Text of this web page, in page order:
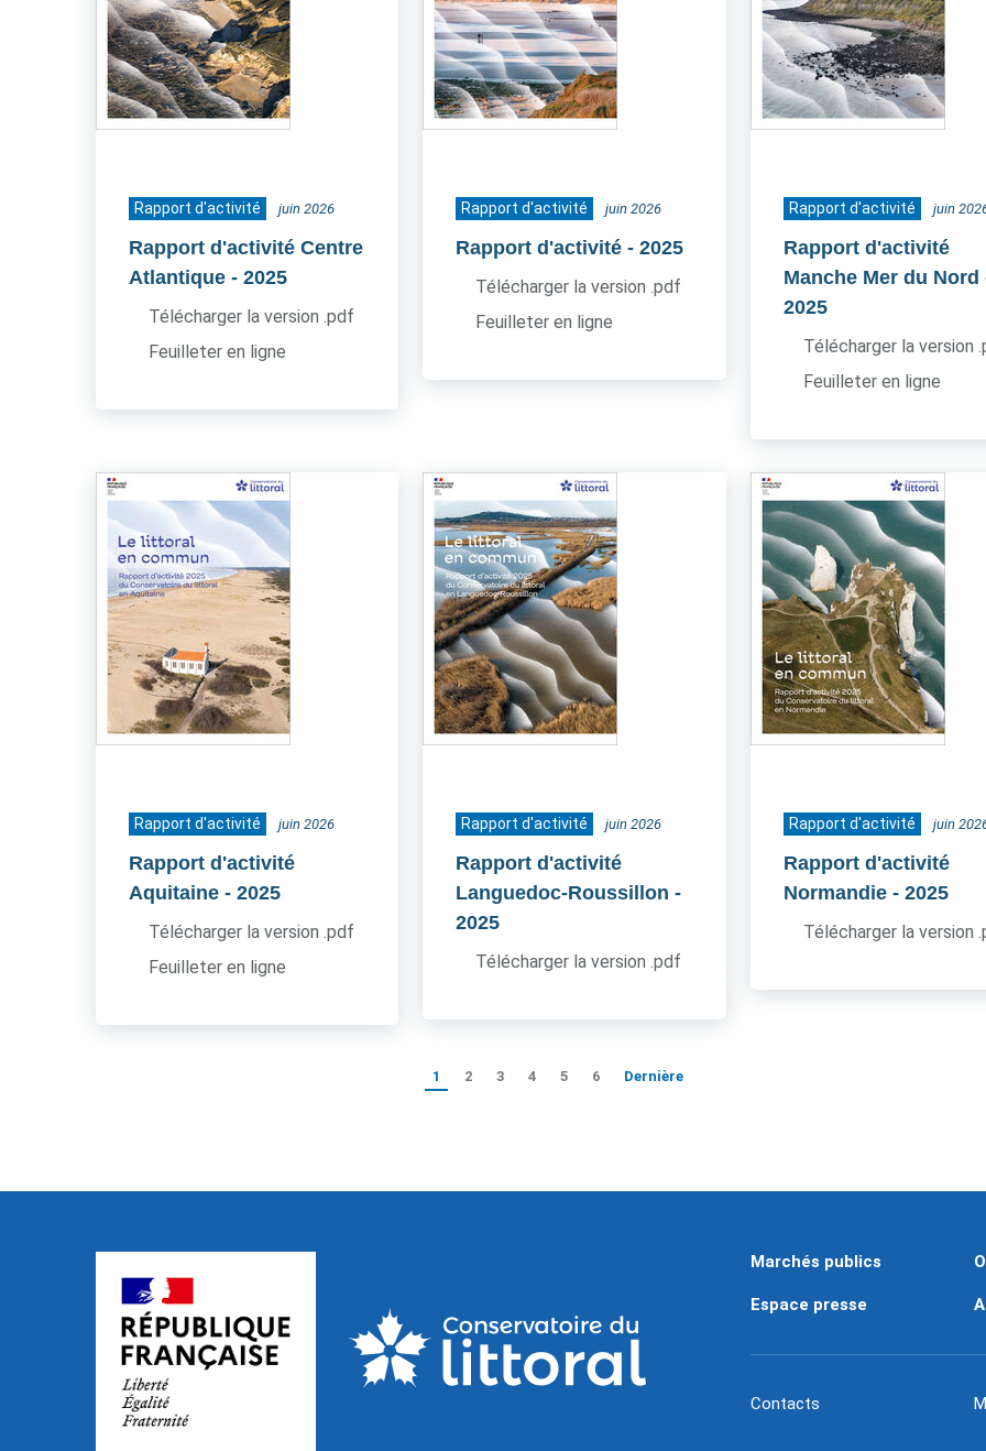
Rapport d'activité juin 2026
Rapport d'activité Centre
Atlantique - 2025
Télécharger la version .pdf
Feuilleter en ligne
Rapport d'activité juin 2026
Rapport d'activité - 2025
Télécharger la version .pdf
Feuilleter en ligne
Rapport d'activité juin
Rapport d'activité
Manche Mer du Nord
2025
Télécharger la version
Feuilleter en ligne
Rapport d'activité juin 2026
Rapport d'activité
Aquitaine - 2025
Télécharger la version .pdf
Feuilleter en ligne
Rapport d'activité juin 2026
Rapport d'activité
Languedoc-Roussillon -
2025
Télécharger la version .pdf
Rapport d'activité juin
Rapport d'activité
Normandie - 2025
Télécharger la version
1 2 3 4 5 6 Dernière
Marchés publics
Espace presse
Contacts